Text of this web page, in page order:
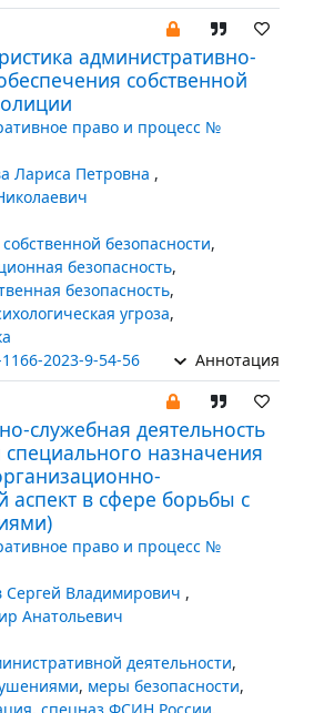
административно-
собственной
право и процесс №
Лариса Петровна ,
безопасности,
безопасность,
безопасность,
угроза,
2023-9-54-56 Аннотация
служебная деятельность
назначения
аспект в сфере борьбы с
право и процесс №
Сергей Владимирович ,
Анатольевич
деятельности,
, меры безопасности,